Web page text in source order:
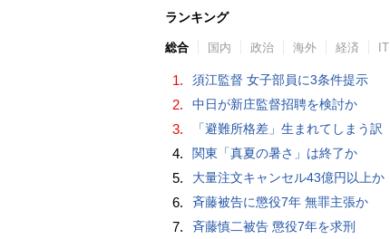
ランキング
総合 国内 政治 海外 経済 IT
1. 須江監督 女子部員に3条件提示
2. 中日が新庄監督招聘を検討か
3. 「避難所格差」生まれてしまう訳
4. 関東「真夏の暑さ」は終了か
5. 大量注文キャンセル43億円以上か
6. 斉藤被告に懲役7年 無罪主張か
7. 斉藤慎二被告 懲役7年を求刑